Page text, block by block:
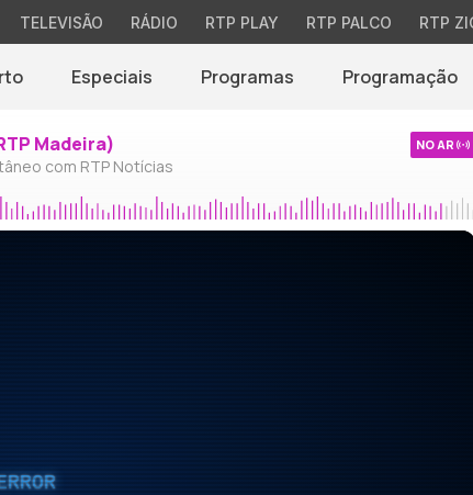
TELEVISÃO RÁDIO RTP PLAY RTP PALCO RTP
Especiais Programas Programação
Madeira)
com RTP Notícias
NO AR